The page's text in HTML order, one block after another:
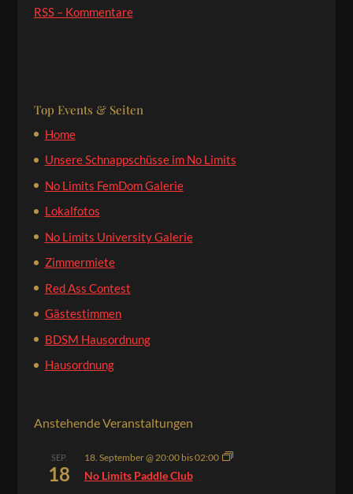
RSS – Kommentare
Top Events & Seiten
Home
Unsere Schnappschüsse im No Limits
No Limits FemDom Galerie
Lokalfotos
No Limits University Galerie
Zimmermiete
Red Ass Contest
Gästestimmen
BDSM Hausordnung
Hausordnung
Anstehende Veranstaltungen
SEP.
18
18. September @ 20:00bis02:00
No Limits Paddle Club